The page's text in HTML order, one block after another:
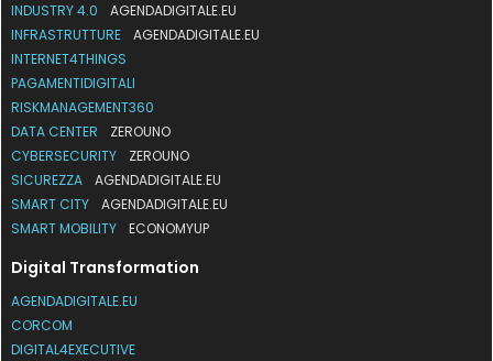
INDUSTRY 4.0
AGENDADIGITALE.EU
INFRASTRUTTURE
AGENDADIGITALE.EU
INTERNET4THINGS
PAGAMENTIDIGITALI
RISKMANAGEMENT360
DATA CENTER
ZEROUNO
CYBERSECURITY
ZEROUNO
SICUREZZA
AGENDADIGITALE.EU
SMART CITY
AGENDADIGITALE.EU
SMART MOBILITY
ECONOMYUP
Digital Transformation
AGENDADIGITALE.EU
CORCOM
DIGITAL4EXECUTIVE